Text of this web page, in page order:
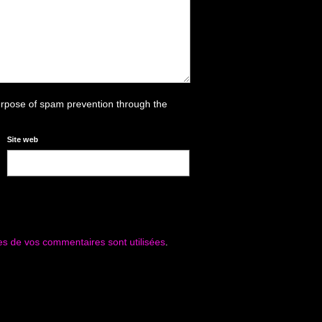
of spam prevention through the
Site web
de vos commentaires sont utilisées